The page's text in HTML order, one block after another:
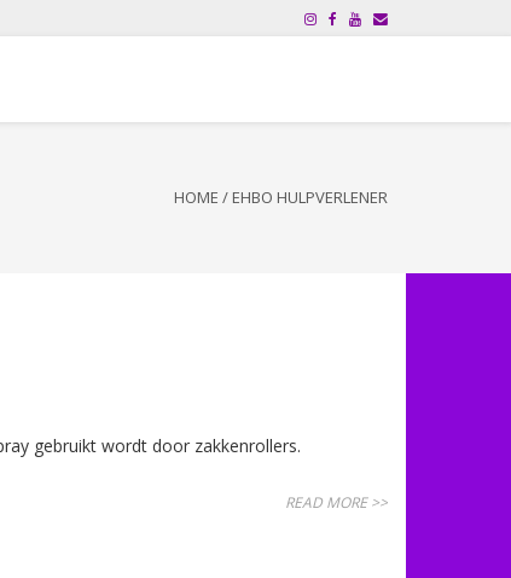
HOME / EHBO HULPVERLENER
gebruikt wordt door zakkenrollers.
READ MORE >>